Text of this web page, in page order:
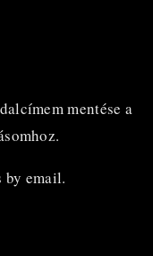
mentése a
email.